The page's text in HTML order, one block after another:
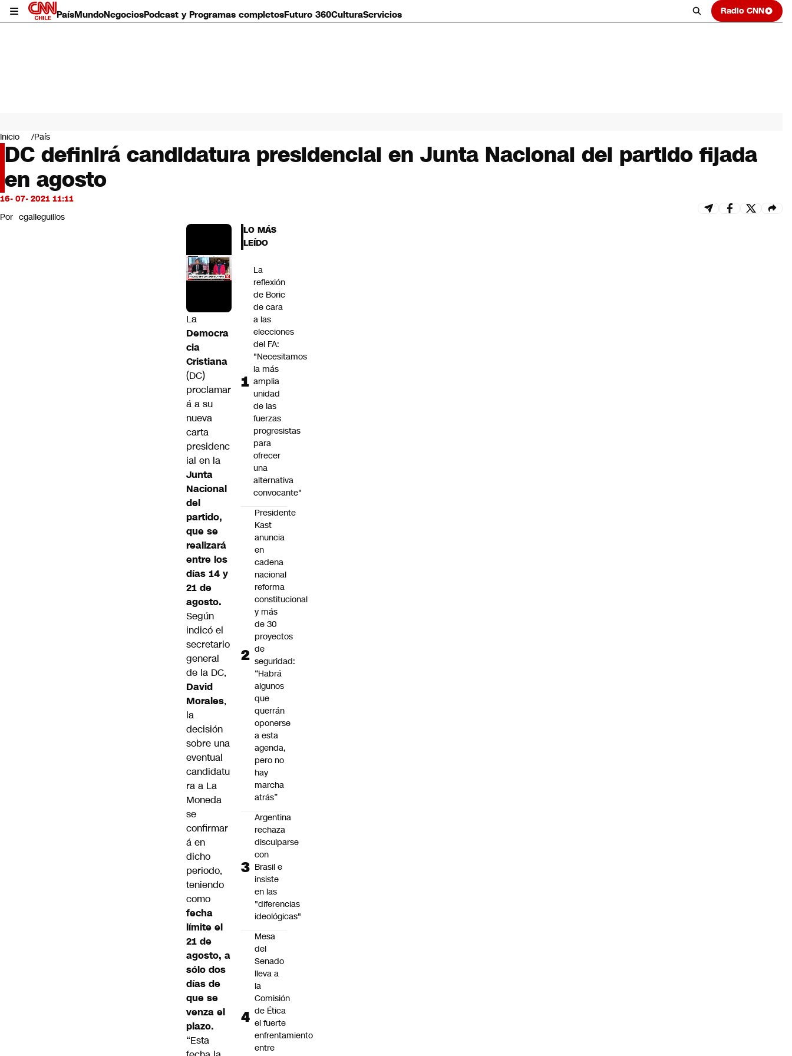
PaísMundoNegociosPodcast y Programas completosFuturo 360CulturaServicios Radio CNN
Mundo
Negocios
Deportes
Programas completos
Cultura
Servicios
CNN Data
Inicio País
DC definirá candidatura presidencial en Junta Nacional del partido fijada
en agosto
16- 07- 2021 11:11
Por cgalleguillos
La
Democra
cia
Cristiana
(DC)
proclamar
á a su
nueva
carta
presidenc
ial en la
Junta
Nacional
del
partido,
que se
realizará
entre los
días 14 y
21 de
agosto.
Según
indicó el
secretario
general
de la DC,
David
Morales,
la
decisión
sobre una
eventual
candidatu
ra a La
Moneda
se
confirmar
á en
dicho
periodo,
teniendo
como
fecha
límite el
21 de
agosto, a
sólo dos
días de
que se
venza el
plazo.
“Esta
LO MÁS
LEÍDO
La
reflexión
de Boric
de cara
a las
elecciones
del FA:
"Necesitamos
la más
amplia
unidad
de las
fuerzas
progresistas
para
ofrecer
una
alternativa
convocante"
Presidente
Kast
anuncia
en
cadena
nacional
reforma
constitucional
y más
de 30
proyectos
de
seguridad:
“Habrá
algunos
que
querrán
oponerse
a esta
agenda,
pero no
hay
marcha
atrás”
Argentina
rechaza
disculparse
con
Brasil e
insiste
en las
"diferencias
ideológicas"
Mesa
del
Senado
lleva a
la
Comisión
de Ética
el fuerte
enfrentamiento
entre